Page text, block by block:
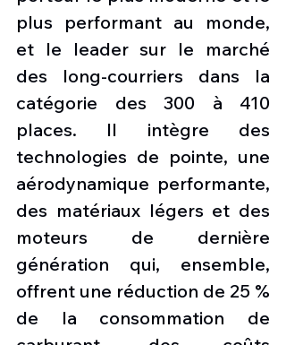
plus performant au monde,
et le leader sur le marché
des long-courriers dans la
catégorie des 300 à 410
places. Il intègre des
technologies de pointe, une
aérodynamique performante,
des matériaux légers et des
moteurs de dernière
génération qui, ensemble,
offrent une réduction de 25 %
de la consommation de